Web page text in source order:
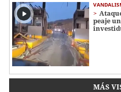
peaje
MÁS